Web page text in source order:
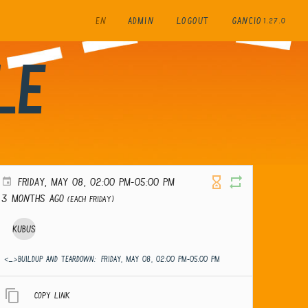
EN ADMIN LOGOUT GANCIO 1.27.0
FRIDAY, MAY 08, 02:00 PM-05:00 PM
3 months ago (Each Friday)
Kubus
<_>Buildup and teardown: FRIDAY, MAY 08, 02:00 PM-05:00 PM
Copy link